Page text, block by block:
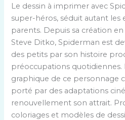
Le dessin à imprimer avec
super-héros, séduit autant les
parents. Depuis sa création
Steve Ditko, Spiderman est
des petits par son histoire
préoccupations quotidiennes.
graphique de ce personnage
porté par des adaptations
renouvellement son attrait.
coloriages et modèles de